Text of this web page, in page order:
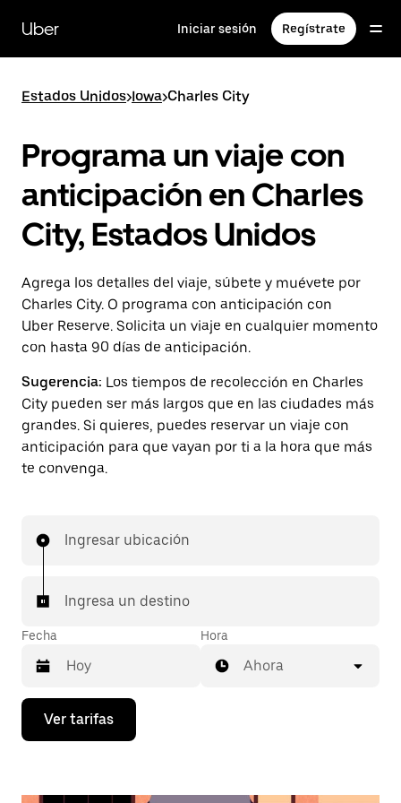
contenido
principal
Uber Iniciar sesión Regístrate
Estados Unidos>Iowa>Charles City
Programa un viaje con
anticipación en Charles
City, Estados Unidos
Agrega los detalles del viaje, súbete y muévete por
Charles City. O programa con anticipación con
Uber Reserve. Solicita un viaje en cualquier momento
con hasta 90 días de anticipación.
Sugerencia: Los tiempos de recolección en Charles
City pueden ser más largos que en las ciudades más
grandes. Si quieres, puedes reservar un viaje con
anticipación para que vayan por ti a la hora que más
te convenga.
Ingresar ubicación
Ingresa un destino
Fecha
Presiona
flecha
Hora
Ahora
Ver tarifas